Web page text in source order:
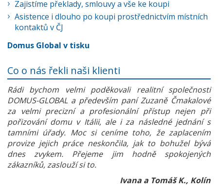
Zajistíme překlady, smlouvy a vše ke koupi
Asistence i dlouho po koupi prostřednictvím místních
kontaktů v ČJ
Domus Global v tisku
Co o nás řekli naši klienti
Rádi bychom velmi poděkovali realitní společnosti
DOMUS-GLOBAL a především paní Zuzaně Čmakalové
za velmi precizní a profesionální přístup nejen při
pořizování domu v Itálii, ale i za následné jednání s
tamními úřady. Moc si ceníme toho, že zaplacením
provize jejich práce neskončila, jak to bohužel bývá
dnes zvykem. Přejeme jim hodně spokojených
zákazníků, zaslouží si to.
Ivana a Tomáš K., Kolín